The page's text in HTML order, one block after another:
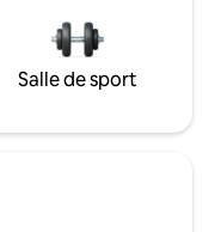
Salle de sport